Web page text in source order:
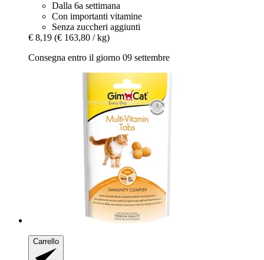
Dalla 6a settimana
Con importanti vitamine
Senza zuccheri aggiunti
€ 8,19 (€ 163,80 / kg)
Consegna entro il giorno 09 settembre
Carrello